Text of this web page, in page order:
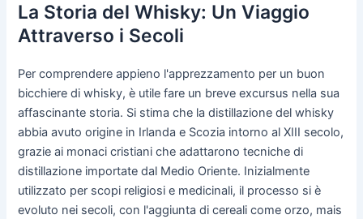
La Storia del Whisky: Un Viaggio
Attraverso i Secoli
Per comprendere appieno l'apprezzamento per un buon
bicchiere di whisky, è utile fare un breve excursus nella sua
affascinante storia. Si stima che la distillazione del whisky
abbia avuto origine in Irlanda e Scozia intorno al XIII secolo,
grazie ai monaci cristiani che adattarono tecniche di
distillazione importate dal Medio Oriente. Inizialmente
utilizzato per scopi religiosi e medicinali, il processo si è
evoluto nei secoli, con l'aggiunta di cereali come orzo, mais